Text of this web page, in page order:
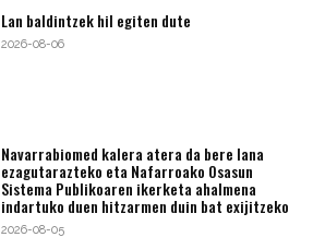
Lan baldintzek hil egiten dute
2026-08-06
Navarrabiomed kalera atera da bere lana
ezagutarazteko eta Nafarroako Osasun
Sistema Publikoaren ikerketa ahalmena
indartuko duen hitzarmen duin bat exijitzeko
2026-08-05